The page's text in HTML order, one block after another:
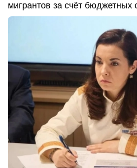
мигрантов за счёт бюджетных